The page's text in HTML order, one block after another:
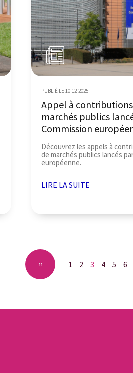
Appel à
marchés publics
Commission
PUBLIÉ LE 10-12-2025
Découvrez les appels à
de marchés publics lancés
européenne.
LIRE LA SUITE
Page
‹‹ Page
1 Page
2
Page
3 Page
4 Page
5 6